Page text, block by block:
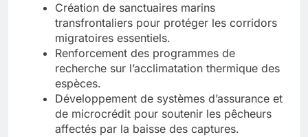
Création de sanctuaires marins
transfrontaliers pour protéger les corridors
migratoires essentiels.
Renforcement des programmes de
recherche sur l’acclimatation thermique des
espèces.
Développement de systèmes d’assurance et
de microcrédit pour soutenir les pêcheurs
affectés par la baisse des captures.